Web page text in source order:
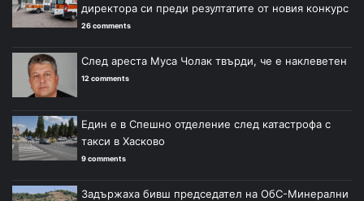
директора си преди резултатите от новия конкурс
26 comments
След ареста Муса Чолак твърди, че е наклеветен
12 comments
Един е в Спешно отделение след катастрофа с
такси в Хасково
9 comments
Задържаха бивш председател на ОбС-Минерални